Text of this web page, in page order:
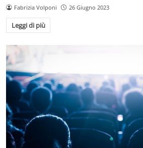
Fabrizia Volponi 26 Giugno 2023
Leggi di più